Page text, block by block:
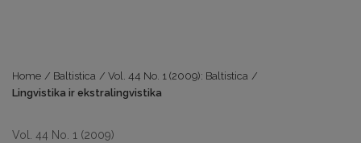
Home / Baltistica / Vol. 44 No. 1 (2009): Baltistica /
Lingvistika ir ekstralingvistika
Vol. 44 No. 1 (2009)